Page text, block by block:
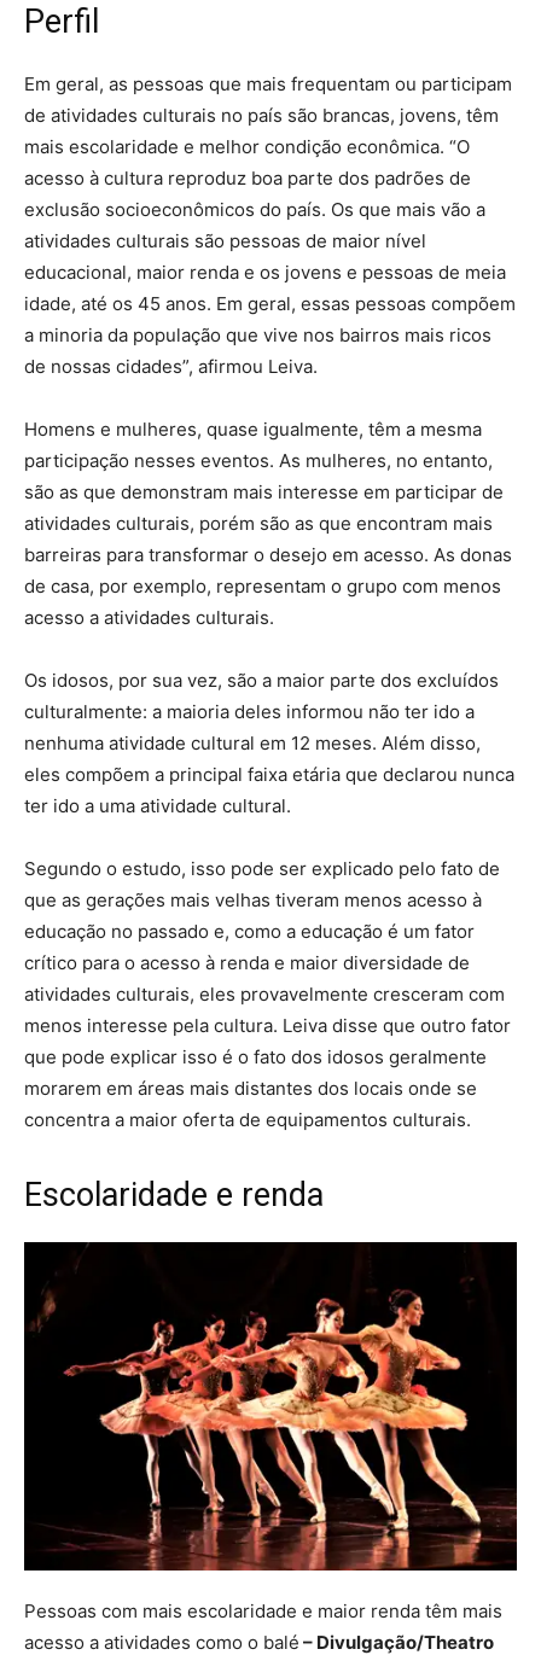
Perfil
Em geral, as pessoas que mais frequentam ou participam
de atividades culturais no país são brancas, jovens, têm
mais escolaridade e melhor condição econômica. “O
acesso à cultura reproduz boa parte dos padrões de
exclusão socioeconômicos do país. Os que mais vão a
atividades culturais são pessoas de maior nível
educacional, maior renda e os jovens e pessoas de meia
idade, até os 45 anos. Em geral, essas pessoas compõem
a minoria da população que vive nos bairros mais ricos
de nossas cidades”, afirmou Leiva.
Homens e mulheres, quase igualmente, têm a mesma
participação nesses eventos. As mulheres, no entanto,
são as que demonstram mais interesse em participar de
atividades culturais, porém são as que encontram mais
barreiras para transformar o desejo em acesso. As donas
de casa, por exemplo, representam o grupo com menos
acesso a atividades culturais.
Os idosos, por sua vez, são a maior parte dos excluídos
culturalmente: a maioria deles informou não ter ido a
nenhuma atividade cultural em 12 meses. Além disso,
eles compõem a principal faixa etária que declarou nunca
ter ido a uma atividade cultural.
Segundo o estudo, isso pode ser explicado pelo fato de
que as gerações mais velhas tiveram menos acesso à
educação no passado e, como a educação é um fator
crítico para o acesso à renda e maior diversidade de
atividades culturais, eles provavelmente cresceram com
menos interesse pela cultura. Leiva disse que outro fator
que pode explicar isso é o fato dos idosos geralmente
morarem em áreas mais distantes dos locais onde se
concentra a maior oferta de equipamentos culturais.
Escolaridade e renda
Pessoas com mais escolaridade e maior renda têm mais
acesso a atividades como o balé – Divulgação/Theatro